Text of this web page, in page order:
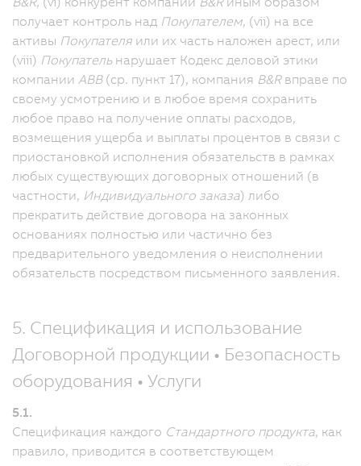
получает контроль над Покупателем, (vii) на все
активы Покупателя или их часть наложен арест, или
(viii) Покупательнарушает Кодекс деловой этики
компании ABB(ср. пункт 17), компания B&Rвправе по
своему усмотрению и в любое время сохранить
любое право на получение оплаты расходов,
возмещения ущерба и выплаты процентов в связи с
приостановкой исполнения обязательств в рамках
любых существующих договорных отношений (в
частности, Индивидуального заказа) либо
прекратить действие договора на законных
основаниях полностью или частично без
предварительного уведомления о неисполнении
обязательств посредством письменного заявления.
5. Спецификация и использование
Договорной продукции • Безопасность
оборудования • Услуги
5.1.
Спецификация каждого Стандартного продукта, как
правило, приводится в соответствующем